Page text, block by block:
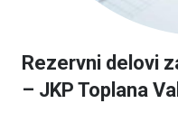
Rezervni delovi
– JKP Toplana